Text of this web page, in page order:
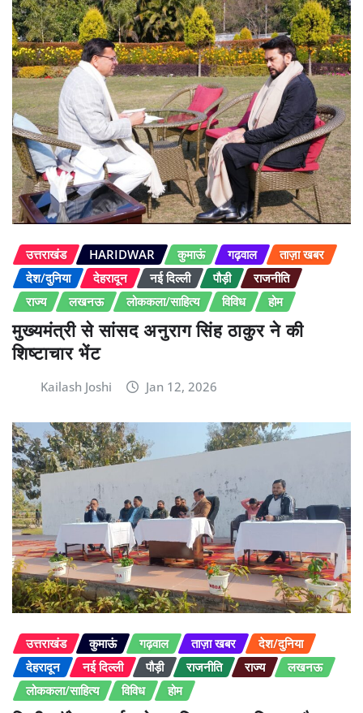
उत्तराखंड HARIDWAR कुमाऊं गढ़वाल
ताज़ा खबर
देश/दुनिया
देहरादून नई दिल्ली पौड़ी
राजनीति
राज्य
लखनऊ लोककला/साहित्य विविध होम
मुख्यमंत्री से सांसद अनुराग सिंह ठाकुर ने की
शिष्टाचार भेंट
Kailash Joshi Jan 12, 2026
उत्तराखंड कुमाऊं गढ़वाल ताज़ा खबर
देश/दुनिया
देहरादून
नई दिल्ली पौड़ी राजनीति राज्य
लखनऊ
लोककला/साहित्य
विविध होम